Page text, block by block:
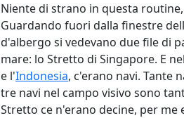
Niente di strano in questa
Guardando fuori dalla finestre
d'albergo si vedevano due file di
mare: lo Stretto di Singapore. E
e l'Indonesia, c'erano navi. Tante
tre navi nel campo visivo sono
Stretto ce n'erano decine, per me